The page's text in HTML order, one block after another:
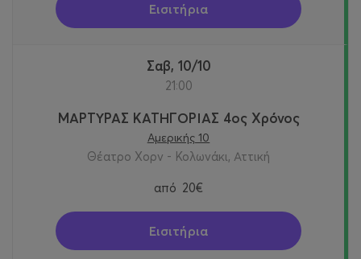
Εισιτήρια
Σαβ, 10/10
21:00
ΜΑΡΤΥΡΑΣ ΚΑΤΗΓΟΡΙΑΣ 4ος Χρόνος
Αμερικής 10
Θέατρο Χορν - Κολωνάκι, Αττική
από 20€
Εισιτήρια